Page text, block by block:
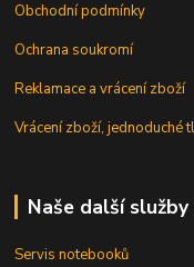
Obchodní podmínky
Ochrana soukromí
Reklamace a vrácení zboží
Vrácení zboží, jednoduché
Naše další služby
Servis notebooků